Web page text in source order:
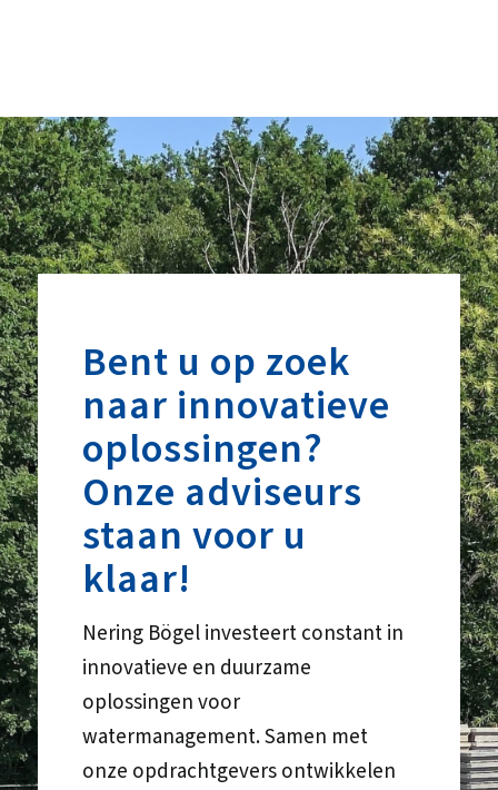
Bent u op zoek
naar innovatieve
oplossingen?
Onze adviseurs
staan voor u
klaar!
Nering Bögel investeert constant in
innovatieve en duurzame
oplossingen voor
watermanagement. Samen met
onze opdrachtgevers ontwikkelen